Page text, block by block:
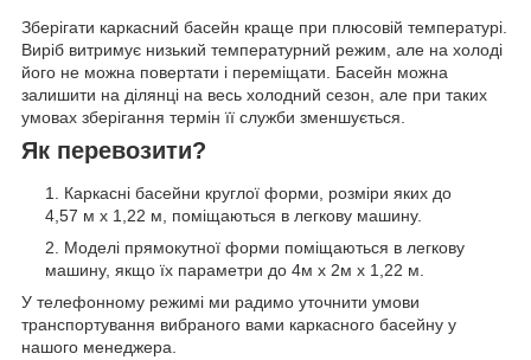
Зберігати каркасний басейн краще при плюсовій температурі.
Виріб витримує низький температурний режим, але на холоді
його не можна повертати і переміщати. Басейн можна
залишити на ділянці на весь холодний сезон, але при таких
умовах зберігання термін її служби зменшується.
Як перевозити?
Каркасні басейни круглої форми, розміри яких до
4,57 м x 1,22 м, поміщаються в легкову машину.
Моделі прямокутної форми поміщаються в легкову
машину, якщо їх параметри до 4м х 2м х 1,22 м.
У телефонному режимі ми радимо уточнити умови
транспортування вибраного вами каркасного басейну у
нашого менеджера.